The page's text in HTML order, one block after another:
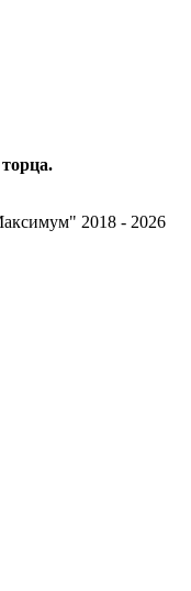
2018 - 2026